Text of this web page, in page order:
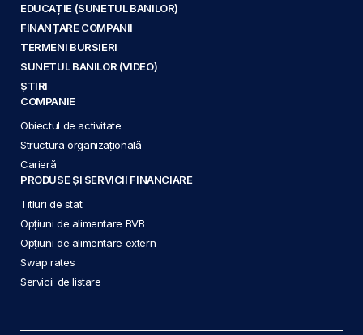
EDUCAȚIE (SUNETUL BANILOR)
FINANȚARE COMPANII
TERMENI BURSIERI
SUNETUL BANILOR (VIDEO)
ȘTIRI
COMPANIE
Obiectul de activitate
Structura organizațională
Carieră
PRODUSE ȘI SERVICII FINANCIARE
Titluri de stat
Opțiuni de alimentare BVB
Opțiuni de alimentare extern
Swap rates
Servicii de listare